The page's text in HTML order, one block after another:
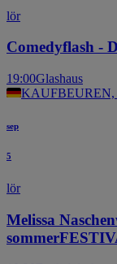
lör
Comedyflash -
19:00Glashaus
KAUFBEUREN,
sep
5
lör
Melissa